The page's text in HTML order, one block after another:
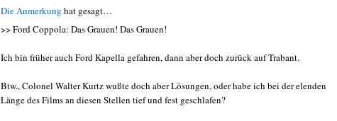
Die Anmerkung hat gesagt…
>> Ford Coppola: Das Grauen! Das Grauen!
Ich bin früher auch Ford Kapella gefahren, dann aber doch zurück auf Trabant.
Btw., Colonel Walter Kurtz wußte doch aber Lösungen, oder habe ich bei der elenden
Länge des Films an diesen Stellen tief und fest geschlafen?